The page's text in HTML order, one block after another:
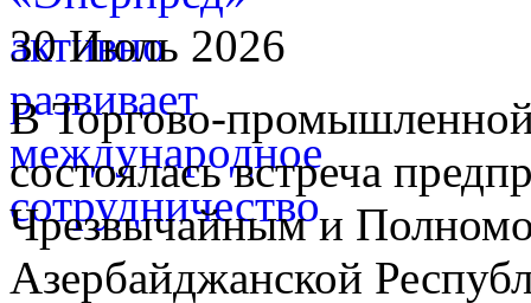
30 Июль 2026
В Торгово-
состоялась встреча
Чрезвычайным и
Азербайджанской